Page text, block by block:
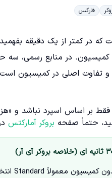
فارکس
که در کمتر از یک دقیقه
فقط بر اساس اسپرد نباشد
حتماً صفحه بروکر آمارکتس